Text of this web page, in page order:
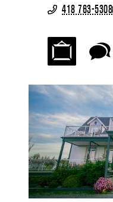
418 763-5308